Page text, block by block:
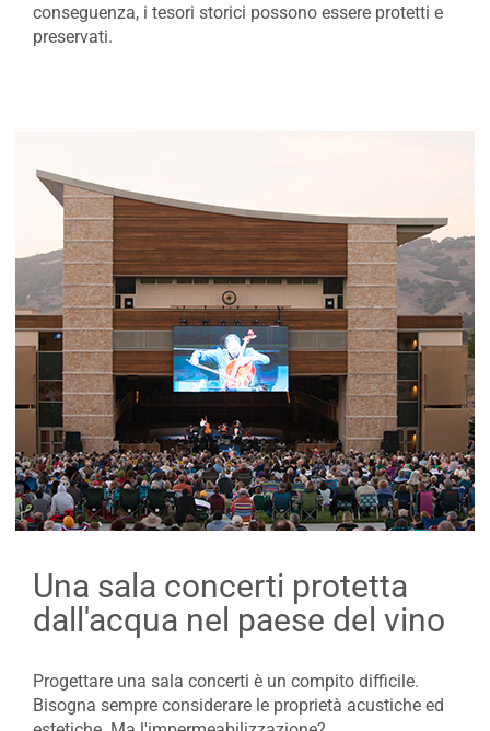
conseguenza, i tesori storici possono essere protetti e
preservati.
Una sala concerti protetta
dall'acqua nel paese del vino
Progettare una sala concerti è un compito difficile.
Bisogna sempre considerare le proprietà acustiche ed